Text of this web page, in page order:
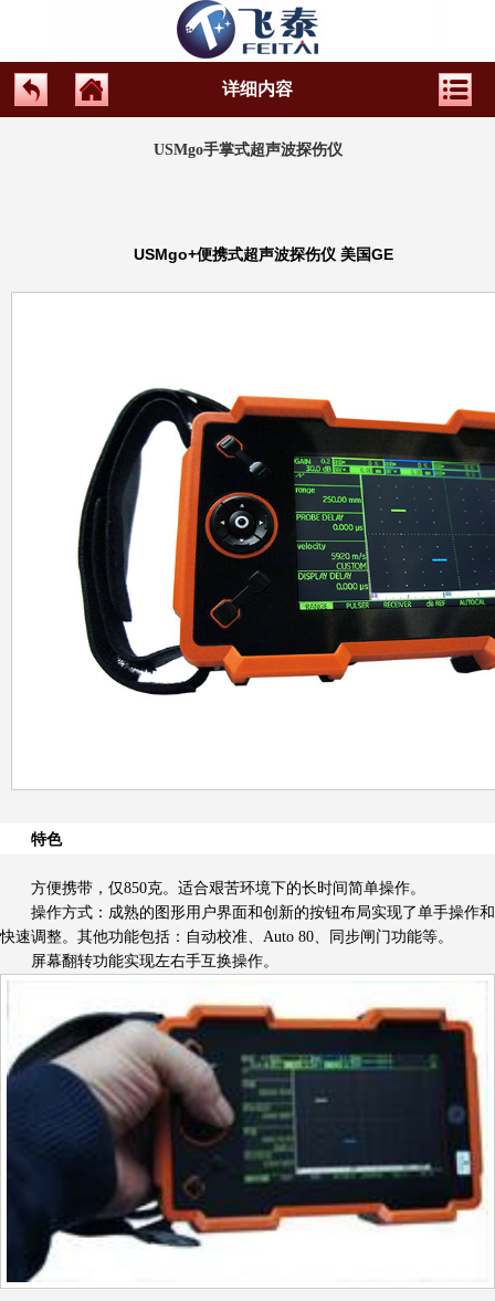
详细内容
USMgo手掌式超声波探伤仪
USMgo+便携式超声波探伤仪 美国GE
特色
方便携带，仅850克。适合艰苦环境下的长时间简单操作。
操作方式：成熟的图形用户界面和创新的按钮布局实现了单手操作和
快速调整。其他功能包括：自动校准、Auto 80、同步闸门功能等。
屏幕翻转功能实现左右手互换操作。